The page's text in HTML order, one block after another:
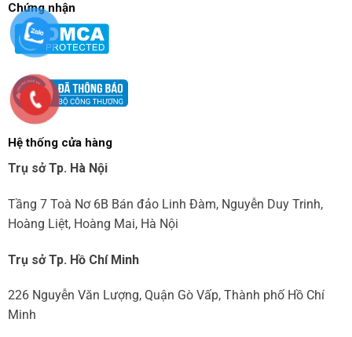
Chứng nhận
Hệ thống cửa hàng
Trụ sở Tp. Hà Nội
Tầng 7 Toà Nơ 6B Bán đảo Linh Đàm, Nguyễn Duy Trinh,
Hoàng Liệt, Hoàng Mai, Hà Nội
Trụ sở Tp. Hồ Chí Minh
226 Nguyễn Văn Lượng, Quận Gò Vấp, Thành phố Hồ Chí
Minh